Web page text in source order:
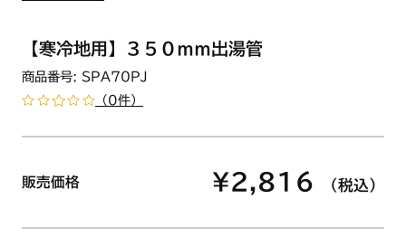
【寒冷地用】３５０ｍｍ出湯管
商品番号: SPA70PJ
（0件）
販売価格 ¥2,816 （税込）